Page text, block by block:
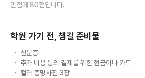
만점에 80점입니다.
학원 가기 전, 챙길 준비물
신분증
추가 비용 등의 결제를 위한 현금이나 카드
컬러 증명사진 3장